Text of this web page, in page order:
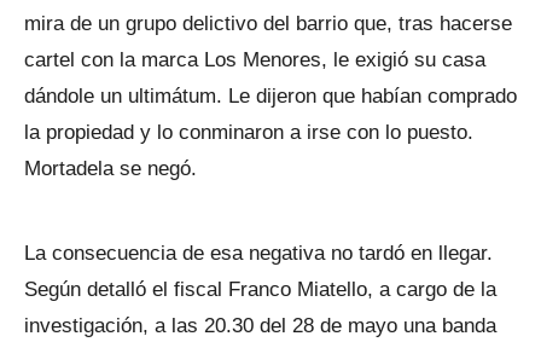
mira de un grupo delictivo del barrio que, tras hacerse
cartel con la marca Los Menores, le exigió su casa
dándole un ultimátum. Le dijeron que habían comprado
la propiedad y lo conminaron a irse con lo puesto.
Mortadela se negó.
La consecuencia de esa negativa no tardó en llegar.
Según detalló el fiscal Franco Miatello, a cargo de la
investigación, a las 20.30 del 28 de mayo una banda